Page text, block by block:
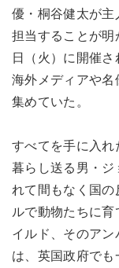
優・桐谷健太が主
担当することが
日（火）に開催さ
海外メディアや名
集めていた。
すべてを手に入れ
暮らし送る男・ジ
れて間もなく国
ルで動物たちに
イルド、そのア
は、英国政府で